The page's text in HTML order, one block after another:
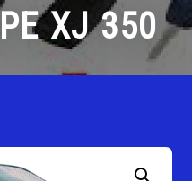
XJ 350